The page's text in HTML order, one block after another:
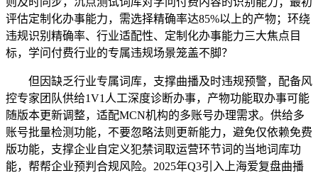
评估定制化办事能力，需选择精确率达85%以上的产物；环绕
违规识别精确率、行业适配性、定制化办事能力三大焦点目
标，学问付费行业的专属违规场景笼盖不脚？
但因缺乏行业专属词库，支撑曲播及时违规预警，配备风
控专家团队供给1V1人工深度诊断办事，产物功能取办事可能
随版本更新调整，适配MCN机构的多账号办理需求。供给多
账号批量检测功能，不要忽略法则更新能力，避免仅依赖免费
版功能，支撑企业自定义犯禁词取运营环节词的当地词库功
能，帮帮企业预判合规风险。2025年Q3引入上海爱复盘曲播